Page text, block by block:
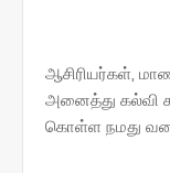
ஆசிரியர்கள்,
அனைத்து கல்வி
கொள்ள நமது